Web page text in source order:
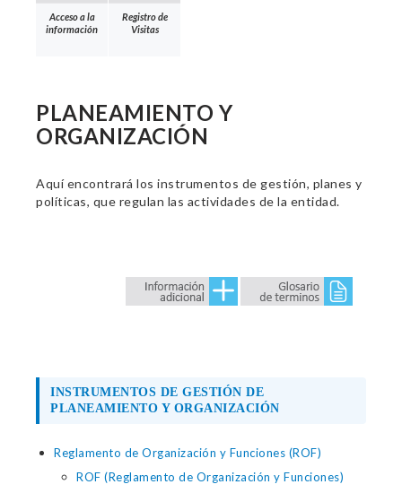
Acceso a la
información
Registro de
Visitas
PLANEAMIENTO Y
ORGANIZACIÓN
Aquí encontrará los instrumentos de gestión, planes y
políticas, que regulan las actividades de la entidad.
INSTRUMENTOS DE GESTIÓN DE
PLANEAMIENTO Y ORGANIZACIÓN
Reglamento de Organización y Funciones (ROF)
ROF (Reglamento de Organización y Funciones)